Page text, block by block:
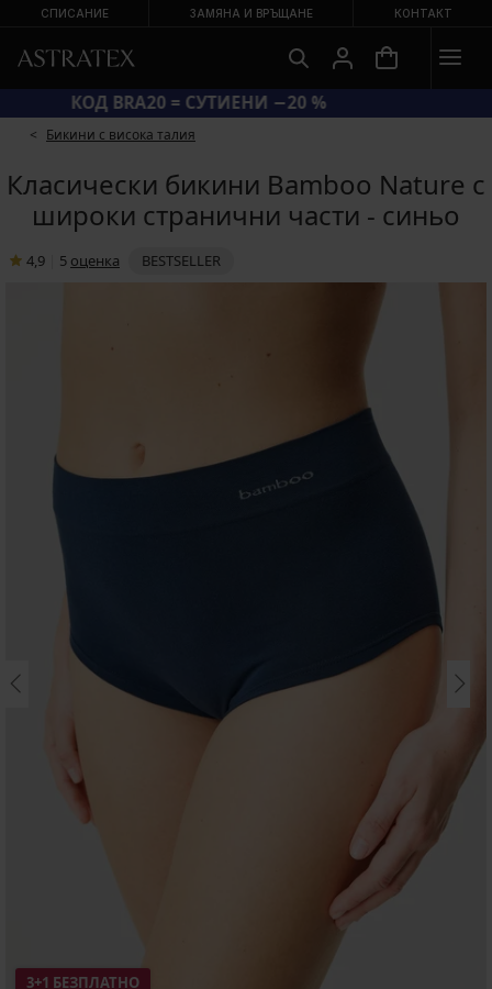
СПИСАНИЕ ЗАМЯНА И ВРЪЩАНЕ КОНТАКТ
КОД BRA20 = СУТИЕНИ −20 %
Бикини с висока талия
Класически бикини Bamboo Nature с
широки странични части - синьо
4,9 5 oценка BESTSELLER
3+1 БЕЗПЛАТНО